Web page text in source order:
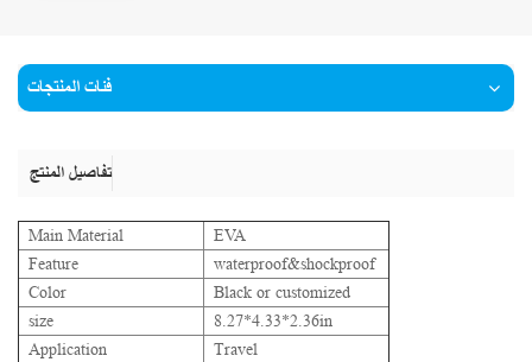
فئات المنتجات
تفاصيل المنتج
Main Material
EVA
Feature
waterproof&shockproof
Color
Black or customized
size
8.27*4.33*2.36in
Application
Travel